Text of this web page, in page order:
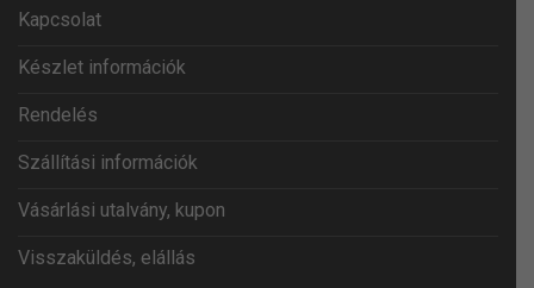
Kapcsolat
Készlet információk
Rendelés
Szállítási információk
Vásárlási utalvány, kupon
Visszaküldés, elállás